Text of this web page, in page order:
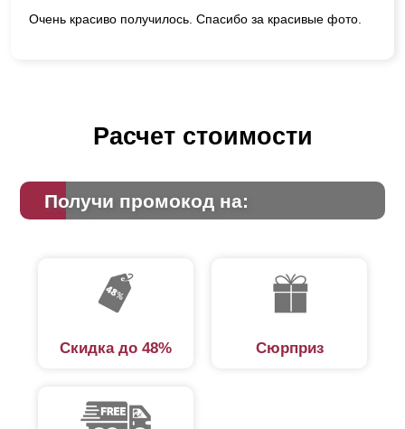
Очень красиво получилось. Спасибо за красивые фото.
Расчет стоимости
Получи промокод на:
Скидка до 48% Сюрприз